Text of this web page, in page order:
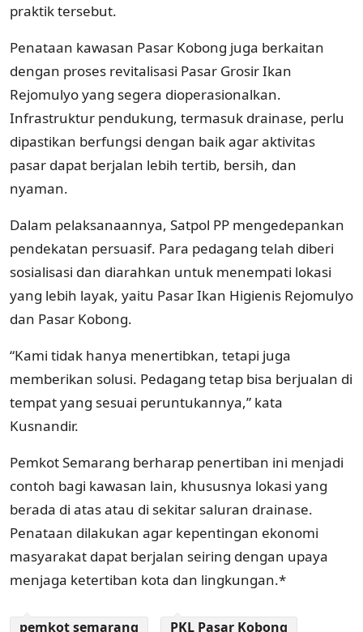
praktik tersebut.
Penataan kawasan Pasar Kobong juga berkaitan
dengan proses revitalisasi Pasar Grosir Ikan
Rejomulyo yang segera dioperasionalkan.
Infrastruktur pendukung, termasuk drainase, perlu
dipastikan berfungsi dengan baik agar aktivitas
pasar dapat berjalan lebih tertib, bersih, dan
nyaman.
Dalam pelaksanaannya, Satpol PP mengedepankan
pendekatan persuasif. Para pedagang telah diberi
sosialisasi dan diarahkan untuk menempati lokasi
yang lebih layak, yaitu Pasar Ikan Higienis Rejomulyo
dan Pasar Kobong.
“Kami tidak hanya menertibkan, tetapi juga
memberikan solusi. Pedagang tetap bisa berjualan di
tempat yang sesuai peruntukannya,” kata
Kusnandir.
Pemkot Semarang berharap penertiban ini menjadi
contoh bagi kawasan lain, khususnya lokasi yang
berada di atas atau di sekitar saluran drainase.
Penataan dilakukan agar kepentingan ekonomi
masyarakat dapat berjalan seiring dengan upaya
menjaga ketertiban kota dan lingkungan.*
pemkot semarang PKL Pasar Kobong